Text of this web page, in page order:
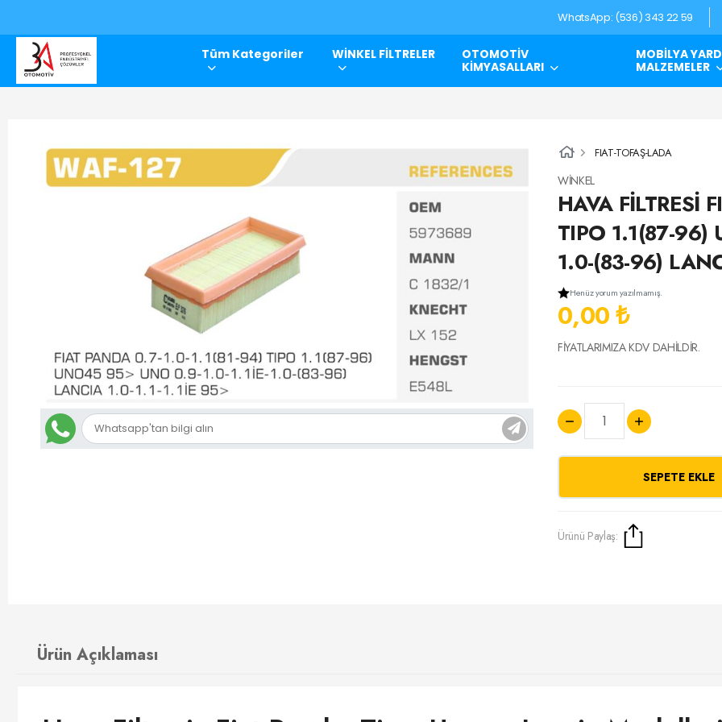
WhatsApp: (536) 343 22 59
Tüm Kategoriler WİNKEL FİLTRELER
OTOMOTİV
KİMYASALLARI
MOBİLYA
MALZEMELER
FIAT-TOFAŞ-LADA
WİNKEL
HAVA FİLTRESİ
TIPO 1.1(87-96)
1.0-(83-96)
Henüz yorum yazılmamış.
0,00 ₺
FİYATLARIMIZA KDV DAHİLDİR.
SEPETE EKLE
Ürünü Paylaş:
Ürün Açıklaması